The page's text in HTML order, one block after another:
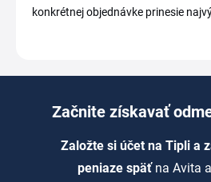
konkrétnej objednávke prinesie
Začnite získavať
Založte si účet na Tipli a
peniaze späť na Avita